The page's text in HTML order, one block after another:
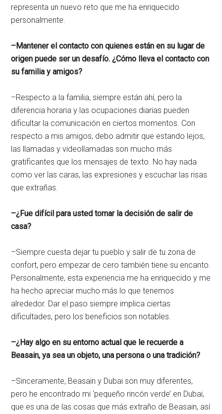
representa un nuevo reto que me ha enriquecido
personalmente.
–Mantener el contacto con quienes están en su lugar de
origen puede ser un desafío. ¿Cómo lleva el contacto con
su familia y amigos?
–Respecto a la familia, siempre están ahí, pero la
diferencia horaria y las ocupaciones diarias pueden
dificultar la comunicación en ciertos momentos. Con
respecto a mis amigos, debo admitir que estando lejos,
las llamadas y videollamadas son mucho más
gratificantes que los mensajes de texto. No hay nada
como ver las caras, las expresiones y escuchar las risas
que extrañas.
–¿Fue difícil para usted tomar la decisión de salir de
casa?
–Siempre cuesta dejar tu pueblo y salir de tu zona de
confort, pero empezar de cero también tiene su encanto.
Personalmente, esta experiencia me ha enriquecido y me
ha hecho apreciar mucho más lo que tenemos
alrededor. Dar el paso siempre implica ciertas
dificultades, pero los beneficios son notables.
–¿Hay algo en su entorno actual que le recuerde a
Beasain, ya sea un objeto, una persona o una tradición?
–Sinceramente, Beasain y Dubai son muy diferentes,
pero he encontrado mi ‘pequeño rincón verde’ en Dubai,
que es una de las cosas que más extraño de Beasain, así